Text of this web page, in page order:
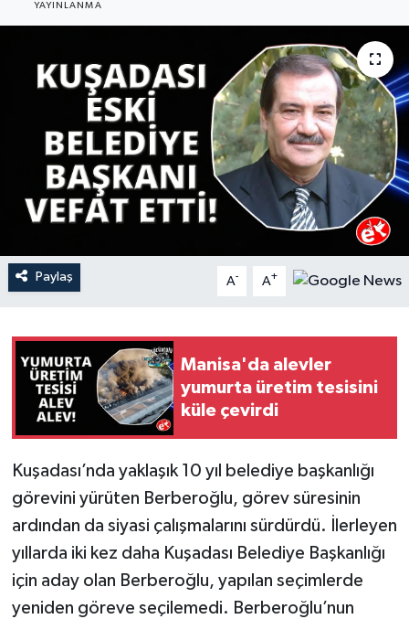
YAYINLANMA
Paylaş A- A+
Manisa'da alevler
yumurta üretim tesisini
küle çevirdi
Kuşadası’nda yaklaşık 10 yıl belediye başkanlığı
görevini yürüten Berberoğlu, görev süresinin
ardından da siyasi çalışmalarını sürdürdü. İlerleyen
yıllarda iki kez daha Kuşadası Belediye Başkanlığı
için aday olan Berberoğlu, yapılan seçimlerde
yeniden göreve seçilemedi. Berberoğlu’nun
YAŞAM